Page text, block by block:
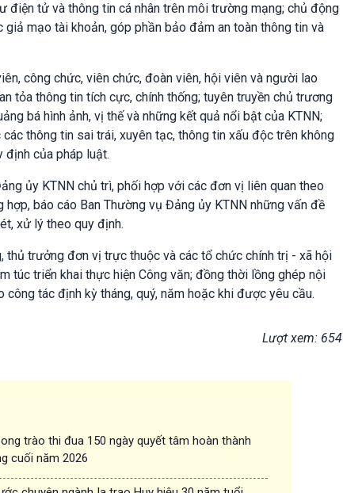
điện tử và thông tin cá nhân trên môi trường mạng; chủ động
mạo tài khoản, góp phần bảo đảm an toàn thông tin và
công chức, viên chức, đoàn viên, hội viên và người lao
tỏa thông tin tích cực, chính thống; tuyên truyền chủ trương
bá hình ảnh, vị thế và những kết quả nổi bật của KTNN;
thông tin sai trái, xuyên tạc, thông tin xấu độc trên không
định của pháp luật.
ủy KTNN chủ trì, phối hợp với các đơn vị liên quan theo
báo cáo Ban Thường vụ Đảng ủy KTNN những vấn đề
xử lý theo quy định.
trưởng đơn vị trực thuộc và các tổ chức chính trị - xã hội
túc triển khai thực hiện Công văn; đồng thời lồng ghép nội
tác định kỳ tháng, quý, năm hoặc khi được yêu cầu.
Lượt xem: 654
trào thi đua 150 ngày quyết tâm hoàn thành
cuối năm 2026